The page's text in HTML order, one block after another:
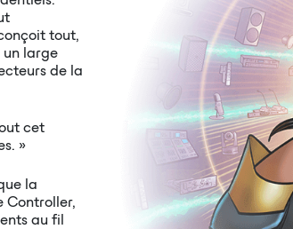
tout,
un large
de la
cet
»
la
Controller,
au fil